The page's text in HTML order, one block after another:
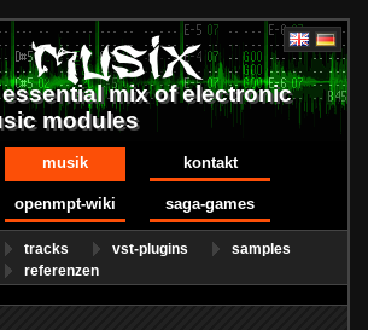
mix of electronic
modules
musik kontakt
openmpt-wiki saga-games
tracks vst-plugins
samples
referenzen